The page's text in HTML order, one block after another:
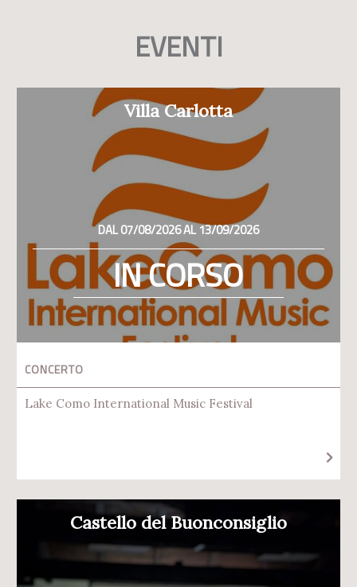
EVENTI
Villa Carlotta
DAL 07/08/2026 AL 13/09/2026
IN CORSO
CONCERTO
Lake Como International Music Festival
Castello del Buonconsiglio